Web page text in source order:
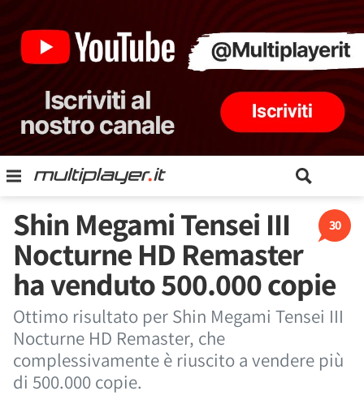
30
Shin Megami Tensei III
Nocturne HD Remaster
ha venduto 500.000 copie
Ottimo risultato per Shin Megami Tensei III
Nocturne HD Remaster, che
complessivamente è riuscito a vendere più
di 500.000 copie.